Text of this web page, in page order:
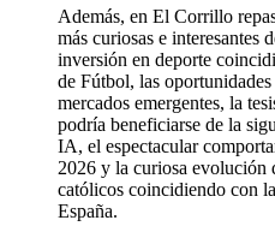
Además, en El Corrillo
más curiosas e interesantes
inversión en deporte
de Fútbol, las
mercados emergentes, la
podría beneficiarse de la
IA, el espectacular
2026 y la curiosa evolución
católicos coincidiendo con
España.